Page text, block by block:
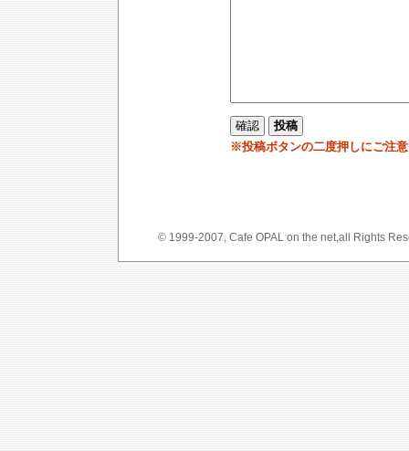
※投稿ボタンの二度押しにご注
© 1999-2007, Cafe OPAL on the net,all Rights